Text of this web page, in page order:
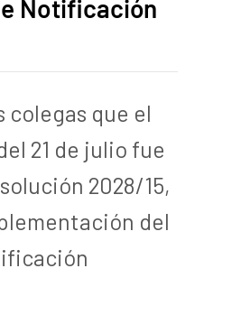
Notificación
colegas que el
21 de julio fue
2028/15,
del